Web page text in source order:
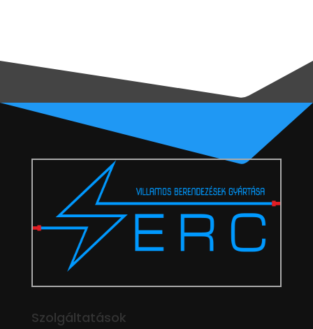
Szolgáltatások